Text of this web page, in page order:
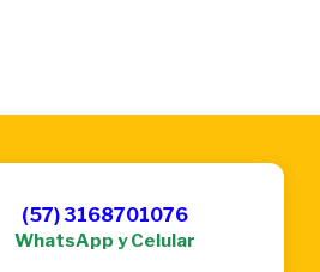
(57) 3168701076
WhatsApp y Celular